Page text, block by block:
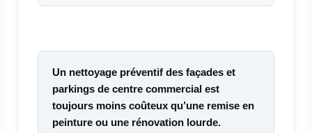
Un nettoyage préventif des façades et
parkings de centre commercial est
toujours moins coûteux qu’une remise en
peinture ou une rénovation lourde.